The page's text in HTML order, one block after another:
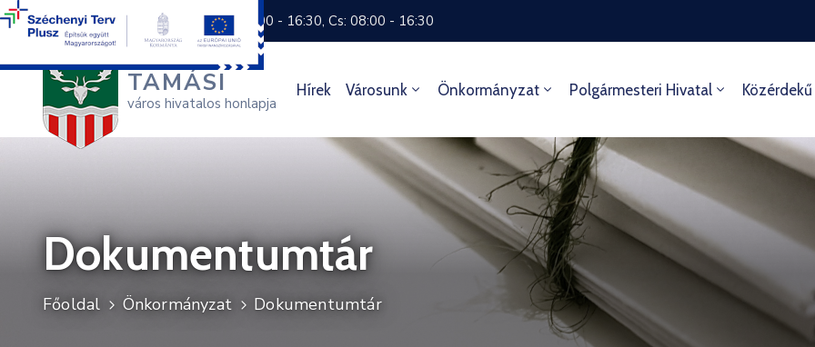
+36 74 570 800 H: 8:00 - 16:30, Cs: 08:00 - 16:30
TAMÁSI
város hivatalos honlapja
Hírek Városunk Önkormányzat Polgármesteri Hivatal Közérdekű
Dokumentumtár
Főoldal Önkormányzat Dokumentumtár